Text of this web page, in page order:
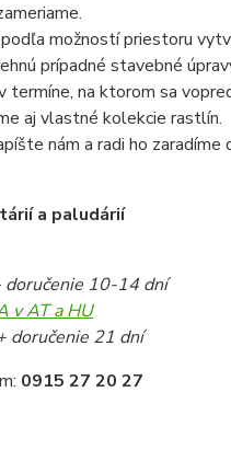
možností priestoru
prípadné stavebné
na ktorom sa
aj vlastné kolekcie rastlín.
nám a radi ho
a paludárií
doručenie 10-14 dní
v AT a HU
doručenie 21 dní
0915 27 20 27